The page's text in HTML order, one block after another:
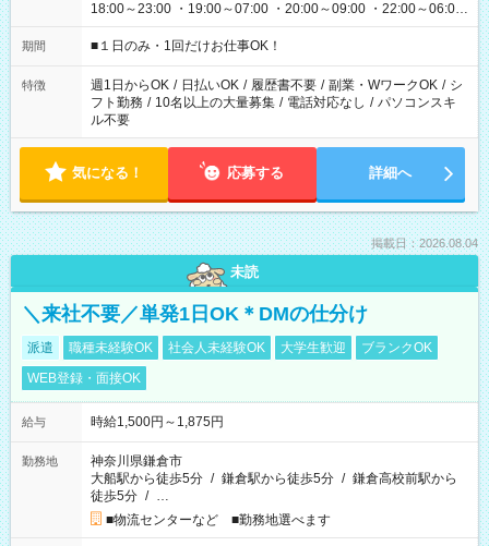
18:00～23:00 ・19:00～07:00 ・20:00～09:00 ・22:00～06:00
etc ★最短で3時間で5,120円のお仕事から 15時間で2万円近く稼
げるお仕事も！ ご希望のお時間に合わせてご紹介！ ※シフトは
ください！
期間 ■１日のみ・1回だけお仕事OK！
特徴 週1日からOK / 日払いOK / 履歴書不要 / 副業・WワークOK / シ
フト勤務 / 10名以上の大量募集 / 電話対応なし / パソコンスキ
ル不要
気になる！ 応募する 詳細へ
掲載日：2026.08.04
未読
＼来社不要／単発1日OK＊DMの仕分け
派遣 職種未経験OK 社会人未経験OK 大学生歓迎
ブランクOK
WEB登録・面接OK
給与 時給1,500円～1,875円
勤務地
神奈川県鎌倉市
大船駅から徒歩5分 / 鎌倉駅から徒歩5分 / 鎌倉高校前駅から
徒歩5分 / …
■物流センターなど ■勤務地選べます